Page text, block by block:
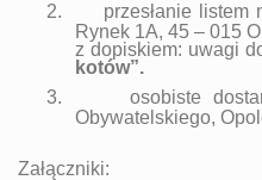
2.
przesłanie listem
Rynek 1A, 45 – 015
z dopiskiem: uwagi
kotów”.
3.
osobiste
Obywatelskiego,
Załączniki: